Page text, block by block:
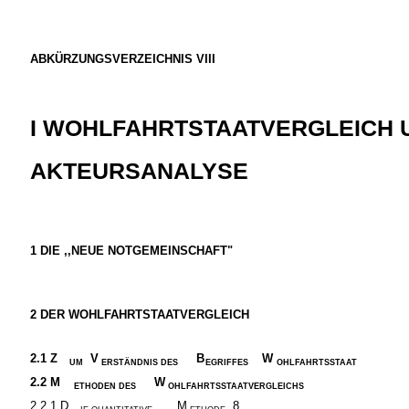
ABKÜRZUNGSVERZEICHNIS VIII
I WOHLFAHRTSTAATVERGLEICH
AKTEURSANALYSE
1 DIE ,,NEUE NOTGEMEINSCHAFT"
2 DER WOHLFAHRTSTAATVERGLEICH
2.1 Z UM V ERSTÄNDNIS DES B EGRIFFES W OHLFAHRTSSTAAT
2.2 M ETHODEN DES W OHLFAHRTSSTAATVERGLEICHS
2.2.1 D M
8